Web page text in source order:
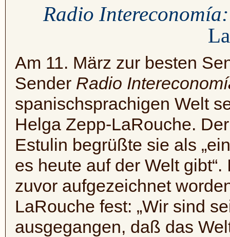
Radio Intereconomía:
Am 11. März zur besten
Sender Radio
spanischsprachigen Welt
Helga Zepp-LaRouche.
Estulin begrüßte sie als
es heute auf der Welt
zuvor aufgezeichnet
LaRouche fest: „Wir sind
ausgegangen, daß das